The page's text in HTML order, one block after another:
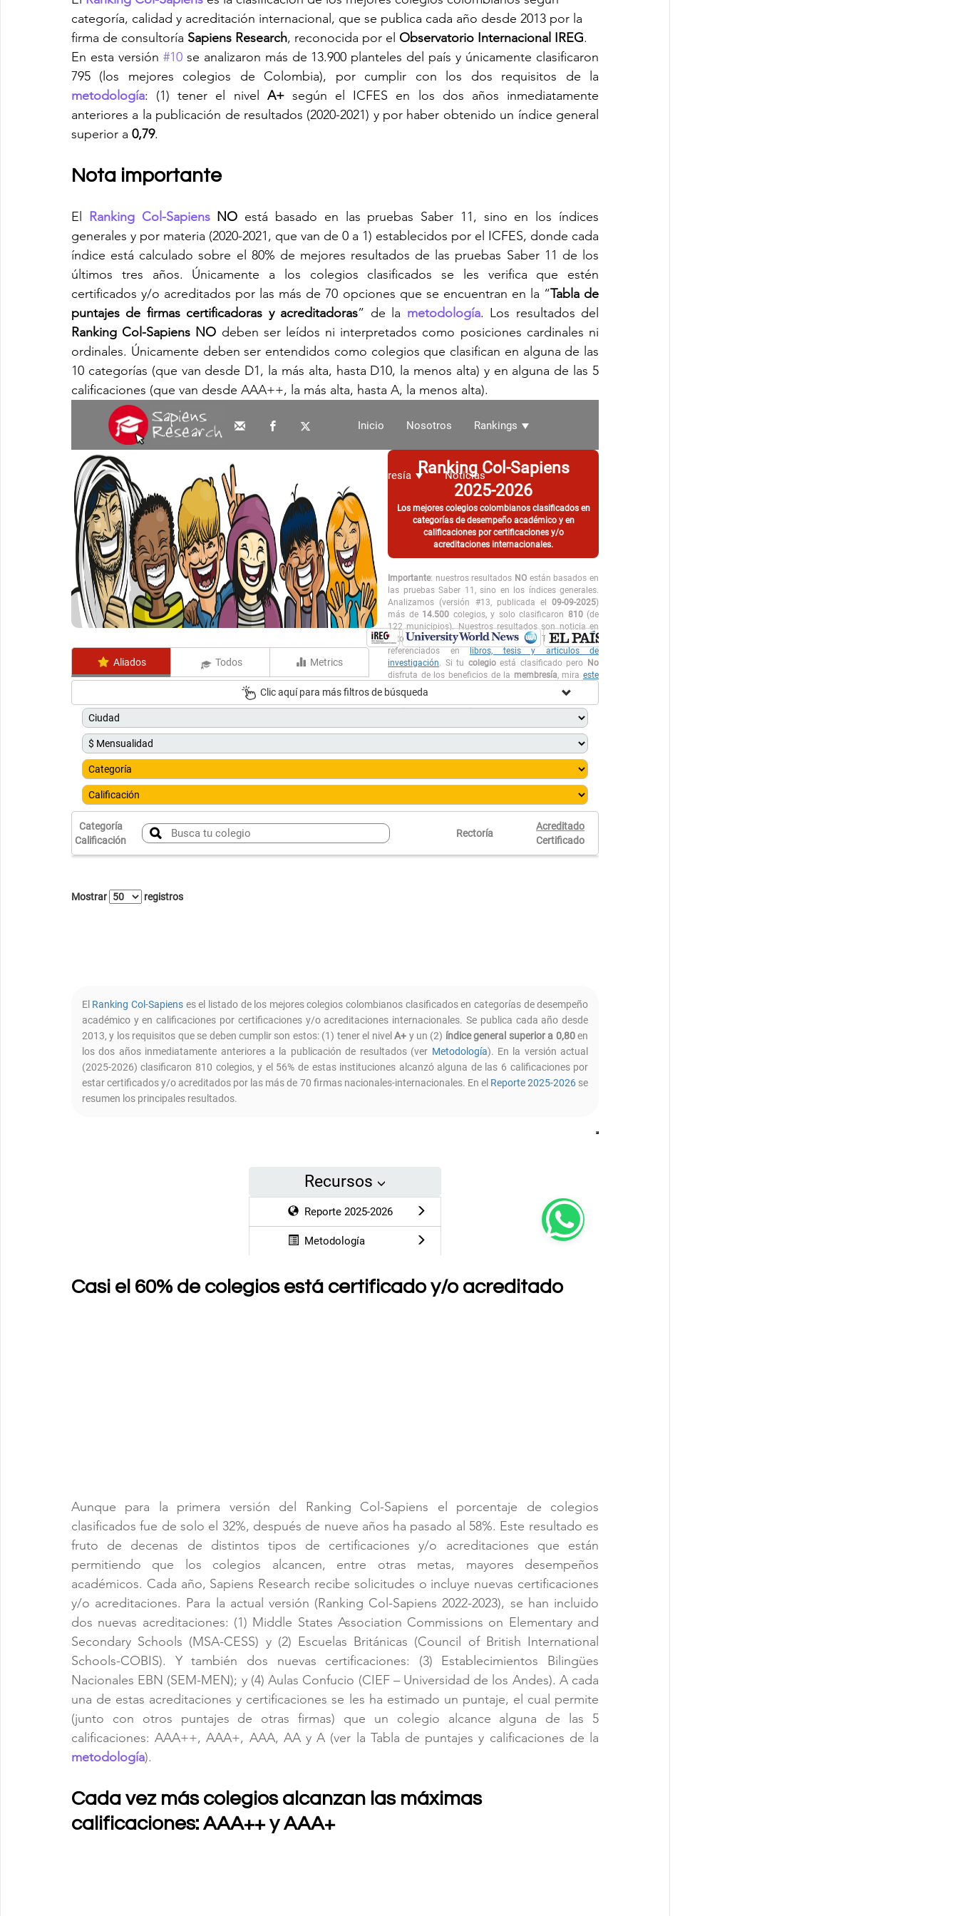
categoría, calidad y acreditación internacional, que se publica cada año desde 2013 por la
firma de consultoría Sapiens Research, reconocida por el Observatorio Internacional IREG.
En esta versión #10 se analizaron más de 13.900 planteles del país y únicamente clasificaron
metodología: (1) tener el nivel A+ según el ICFES en los dos años inmediatamente
anteriores a la publicación de resultados (2020-2021) y por haber obtenido un índice general
superior a 0,79.
Nota importante
El Ranking Col-Sapiens NO está basado en las pruebas Saber 11, sino en los índices
generales y por materia (2020-2021, que van de 0 a 1) establecidos por el ICFES, donde cada
índice está calculado sobre el 80% de mejores resultados de las pruebas Saber 11 de los
últimos tres años. Únicamente a los colegios clasificados se les verifica que estén
certificados y/o acreditados por las más de 70 opciones que se encuentran en la “Tabla de
puntajes de firmas certificadoras y acreditadoras” de la metodología
Ranking Col-Sapiens NO deben ser leídos ni interpretados como posiciones cardinales ni
ordinales. Únicamente deben ser entendidos como colegios que clasifican en alguna de las
10 categorías (que van desde D1, la más alta, hasta D10, la menos alta) y en alguna de las 5
calificaciones (que van desde AAA++, la más alta, hasta A, la menos alta).
Casi el 60% de colegios está certificado y/o acreditado
Aunque para la primera versión del Ranking Col-Sapiens el porcentaje de colegios
clasificados fue de solo el 32%, después de nueve años ha pasado al 58%. Este resultado es
fruto de decenas de distintos tipos de certificaciones y/o acreditaciones que están
permitiendo que los colegios alcancen, entre otras metas, mayores desempeños
académicos. Cada año, Sapiens Research recibe solicitudes o incluye nuevas certificaciones
y/o acreditaciones. Para la actual versión (Ranking Col-Sapiens 2022-2023), se han incluido
dos nuevas acreditaciones: (1) Middle States Association Commissions on Elementary and
Secondary Schools (MSA-CESS) y (2) Escuelas Británicas (Council of British International
Schools-COBIS). Y también dos nuevas certificaciones: (3) Establecimientos Bilingües
Nacionales EBN (SEM-MEN); y (4) Aulas Confucio (CIEF – Universidad de los Andes). A cada
una de estas acreditaciones y certificaciones se les ha estimado un puntaje, el cual permite
(junto con otros puntajes de otras firmas) que un colegio alcance alguna de las 5
metodología).
Cada vez más colegios alcanzan las máximas
calificaciones: AAA++ y AAA+